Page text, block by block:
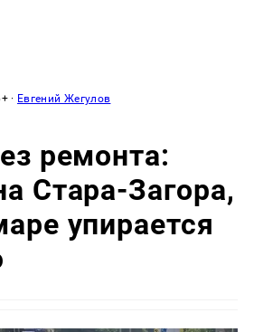
· Евгений Жегулов
ремонта:
Стара-Загора,
упирается